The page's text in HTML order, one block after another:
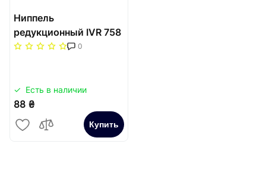
Ниппель
редукционный IVR 758
с резиновым кольцом
0
Есть в наличии
88 ₴
Купить